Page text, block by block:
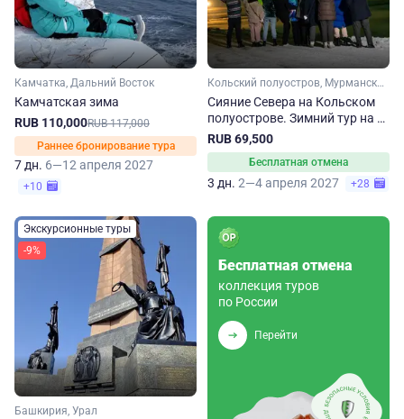
Камчатка, Дальний Восток
Камчатская зима
RUB 110,000RUB 117,000
Раннее бронирование тура
7 дн. 6—12 апреля 2027
+10
Кольский полуостров, Мурманская область, Арктика
Сияние Севера на Кольском
полуострове. Зимний тур на 3
дня
RUB 69,500
Бесплатная отмена
3 дн. 2—4 апреля 2027 +28
Экскурсионные туры
-9%
Башкирия, Урал
Бесплатная отмена
коллекция туров
по России
Перейти